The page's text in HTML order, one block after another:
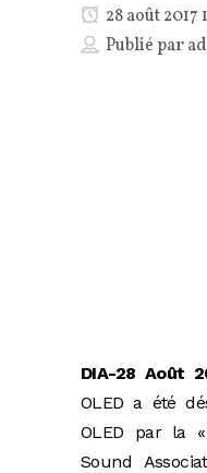
28 août 2017
Publié par
DIA-28 Août
OLED a été
OLED par la
Sound